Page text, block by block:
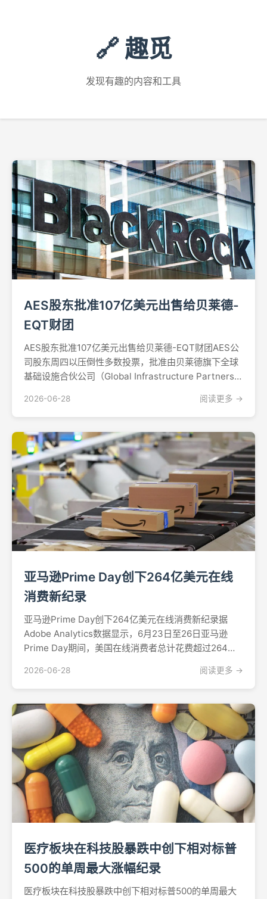
🔗 趣觅
发现有趣的内容和工具
AES股东批准107亿美元出售给贝莱德-
EQT财团
AES股东批准107亿美元出售给贝莱德-EQT财团AES公
司股东周四以压倒性多数投票，批准由贝莱德旗下全球
基础设施合伙公司（Global Infrastructure Partners）
标志着美国电力行业规模最大的私有化交易之一迈过了
一个重要里程碑...
2026-06-28 阅读更多 →
亚马逊Prime Day创下264亿美元在线
消费新纪录
亚马逊Prime Day创下264亿美元在线消费新纪录据
Adobe Analytics数据显示，6月23日至26日亚马逊
Prime Day期间，美国在线消费者总计花费超过264亿
这一年度购物盛事的新纪录。据路透社报道，此次四天
活动的总额较去年Pri...
2026-06-28 阅读更多 →
医疗板块在科技股暴跌中创下相对标普
500的单周最大涨幅纪录
医疗板块在科技股暴跌中创下相对标普500的单周最大